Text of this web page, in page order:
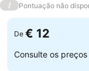
/ Pontuação não
De € 12
Consulte os